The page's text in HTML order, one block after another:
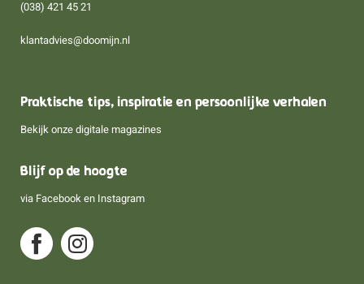
(038) 421 45 21
klantadvies@doomijn.nl
Praktische tips, inspiratie en persoonlijke verhalen
Bekijk onze digitale magazines
Blijf op de hoogte
via Facebook en Instagram